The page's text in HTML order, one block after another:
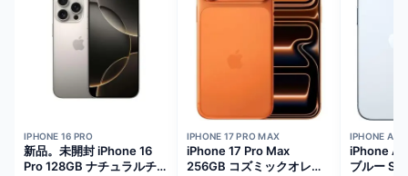
IPHONE 16 PRO
新品。未開封 iPhone 16
Pro 128GB ナチュラルチ
IPHONE 17 PRO MAX
iPhone 17 Pro Max
256GB コズミックオレン
IPHONE AIR
iPhone
ブルー